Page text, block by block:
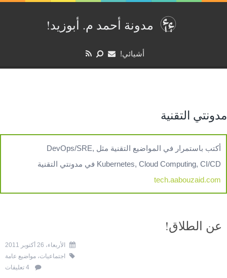
مدونة أحمد م. أبوزيد‏‫!‏
أشيائي!
مدونتي التقنية
أكتب باستمرار في المواضيع التقنية مثل DevOps/SRE,
Kubernetes, Cloud Computing, CI/CD في مدونتي التقنية
tech.aabouzaid.com
عن الطلاق!
الأربعاء، 26 أكتوبر 2011
اجتماعيات، مواضيع عامة